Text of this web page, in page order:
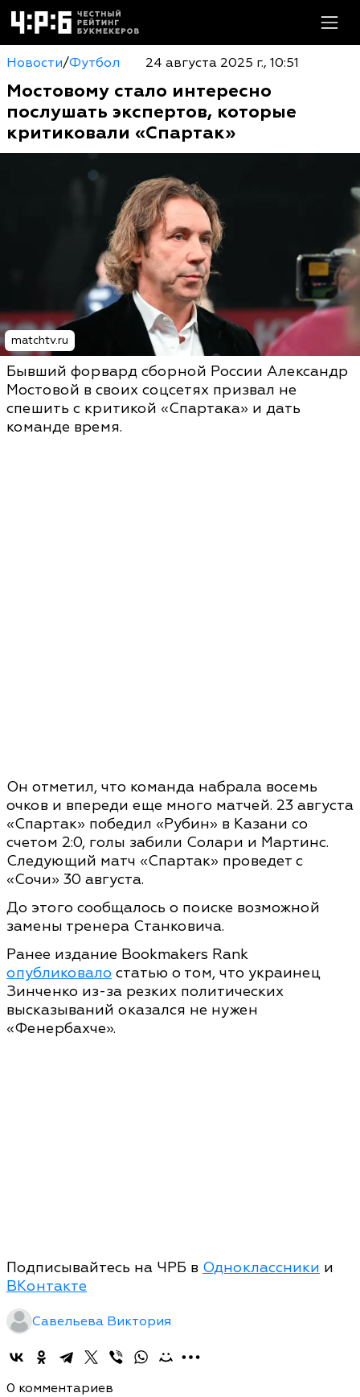
Новости/Футбол 24 августа 2025 г., 10:51
Мостовому стало интересно
послушать экспертов, которые
критиковали «Спартак»
matchtv.ru
Бывший форвард сборной России Александр
Мостовой в своих соцсетях призвал не
спешить с критикой «Спартака» и дать
команде время.
Он отметил, что команда набрала восемь
очков и впереди еще много матчей. 23 августа
«Спартак» победил «Рубин» в Казани со
счетом 2:0, голы забили Солари и Мартинс.
Следующий матч «Спартак» проведет с
«Сочи» 30 августа.
До этого сообщалось о поиске возможной
замены тренера Станковича.
Ранее издание Bookmakers Rank
опубликовало статью о том, что украинец
Зинченко из-за резких политических
высказываний оказался не нужен
«Фенербахче».
Подписывайтесь на ЧРБ в Одноклассники и
ВКонтакте
Савельева Виктория
0 комментариев